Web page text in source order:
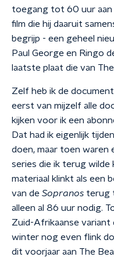
toegang tot 60 uur aan
film die hij daaruit
begrijp - een geheel
Paul George en Ringo
laatste plaat die van
Zelf heb ik de
eerst van mijzelf alle
kijken voor ik een
Dat had ik eigenlijk
doen, maar toen waren
series die ik terug wilde
materiaal klinkt als een
van de Sopranos terug
alleen al 86 uur nodig.
Zuid-Afrikaanse
winter nog even flink
dit voorjaar aan The